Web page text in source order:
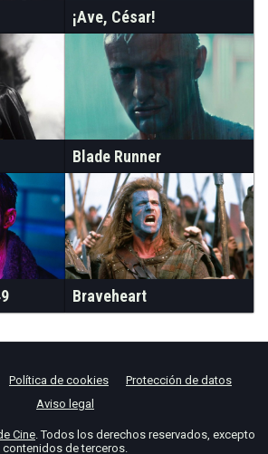
¡Ave, César!
Blade Runner
Braveheart
Política de cookies
Protección de datos
Aviso legal
Cine. Todos los derechos reservados, excepto
contenidos de terceros.